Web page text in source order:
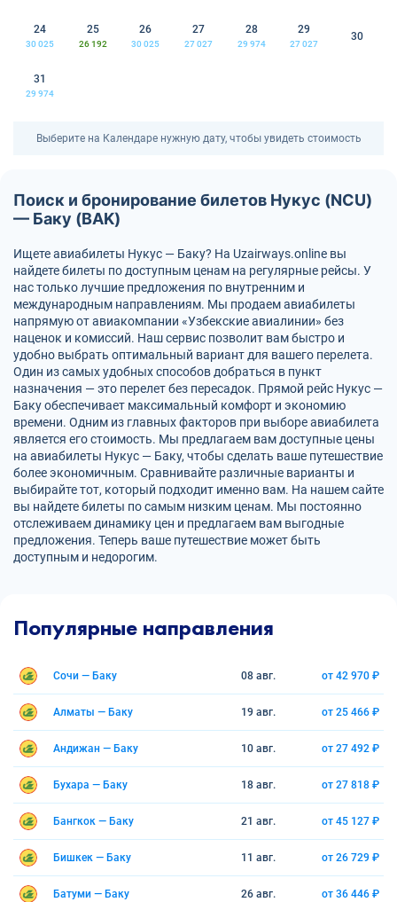
24
30 025
25
26 192
26
30 025
27
27 027
28
29 974
29
27 027
30
31
29 974
Выберите на Календаре нужную дату, чтобы увидеть стоимость
Поиск и бронирование билетов Нукус (NCU)
— Баку (BAK)
Ищете авиабилеты Нукус — Баку? На Uzairways.online вы
найдете билеты по доступным ценам на регулярные рейсы. У
нас только лучшие предложения по внутренним и
международным направлениям. Мы продаем авиабилеты
напрямую от авиакомпании «Узбекские авиалинии» без
наценок и комиссий. Наш сервис позволит вам быстро и
удобно выбрать оптимальный вариант для вашего перелета.
Один из самых удобных способов добраться в пункт
назначения — это перелет без пересадок. Прямой рейс Нукус —
Баку обеспечивает максимальный комфорт и экономию
времени. Одним из главных факторов при выборе авиабилета
является его стоимость. Мы предлагаем вам доступные цены
на авиабилеты Нукус — Баку, чтобы сделать ваше путешествие
более экономичным. Сравнивайте различные варианты и
выбирайте тот, который подходит именно вам. На нашем сайте
вы найдете билеты по самым низким ценам. Мы постоянно
отслеживаем динамику цен и предлагаем вам выгодные
предложения. Теперь ваше путешествие может быть
доступным и недорогим.
Популярные направления
Сочи — Баку 08 авг. от 42 970 ₽
Алматы — Баку 19 авг. от 25 466 ₽
Андижан — Баку 10 авг. от 27 492 ₽
Бухара — Баку 18 авг. от 27 818 ₽
Бангкок — Баку 21 авг. от 45 127 ₽
Бишкек — Баку 11 авг. от 26 729 ₽
Батуми — Баку 26 авг. от 36 446 ₽